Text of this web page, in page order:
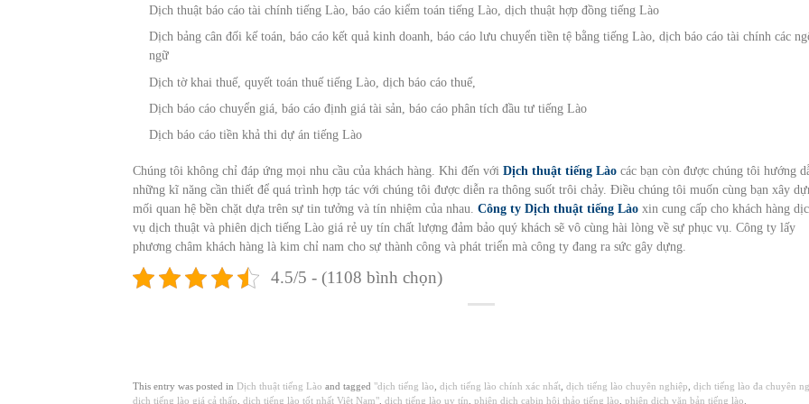
Dịch thuật báo cáo tài chính tiếng Lào, báo cáo kiểm toán tiếng Lào, dịch thuật hợp đồng tiếng Lào
Dịch bảng cân đối kế toán, báo cáo kết quả kinh doanh, báo cáo lưu chuyển tiền tệ bằng tiếng Lào, dịch báo cáo tài chính các
ngữ
Dịch tờ khai thuế, quyết toán thuế tiếng Lào, dịch báo cáo thuế,
Dịch báo cáo chuyển giá, báo cáo định giá tài sản, báo cáo phân tích đầu tư tiếng Lào
Dịch báo cáo tiền khả thi dự án tiếng Lào
Chúng tôi không chỉ đáp ứng mọi nhu cầu của khách hàng. Khi đến với Dịch thuật tiếng Lào các bạn còn được chúng tôi hướng
những kĩ năng cần thiết để quá trình hợp tác với chúng tôi được diễn ra thông suốt trôi chảy. Điều chúng tôi muốn cùng bạn xây
mối quan hệ bền chặt dựa trên sự tin tưởng và tín nhiệm của nhau. Công ty Dịch thuật tiếng Lào xin cung cấp cho khách hàng
vụ dịch thuật và phiên dịch tiếng Lào giá rẻ uy tín chất lượng đảm bảo quý khách sẽ vô cùng hài lòng về sự phục vụ. Công ty lấy
phương châm khách hàng là kim chỉ nam cho sự thành công và phát triển mà công ty đang ra sức gây dựng.
4.5/5 - (1108 bình chọn)
This entry was posted in Dịch thuật tiếng Lào and tagged "dịch tiếng lào dịch tiếng lào chính xác nhất dịch tiếng lào chuyên nghiệp dịch tiếng lào đa chuyên
dịch tiếng lào giá cả thấp dịch tiếng lào tốt nhất Việt Nam" dịch tiếng lào uy tín phiên dịch cabin hội thảo tiếng lào phiên dịch văn bản tiếng lào